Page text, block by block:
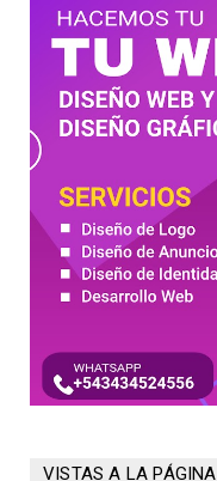
VISTAS A LA PÁGINA